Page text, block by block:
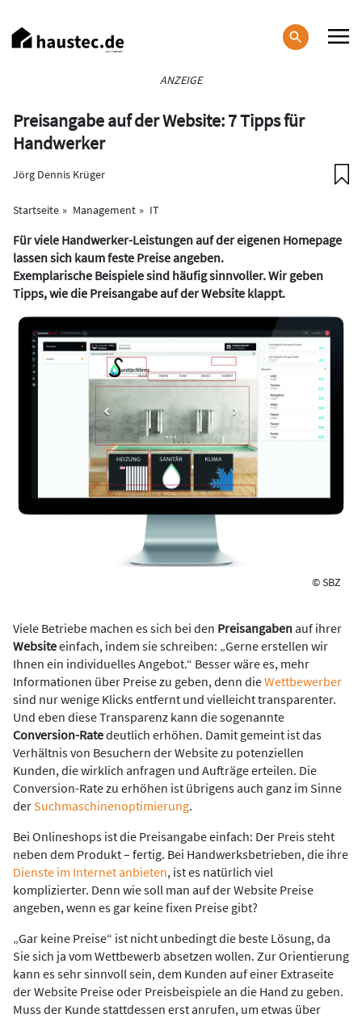
zum
Inhalt
ANZEIGE
Preisangabe auf der Website: 7 Tipps für
Handwerker
Jörg Dennis Krüger
Startseite Management IT
Für viele Handwerker-Leistungen auf der eigenen Homepage
lassen sich kaum feste Preise angeben.
Exemplarische Beispiele sind häufig sinnvoller. Wir geben
Tipps, wie die Preisangabe auf der Website klappt.
© SBZ
Viele Betriebe machen es sich bei den Preisangabenauf ihrer
Websiteeinfach, indem sie schreiben: „Gerne erstellen wir
Ihnen ein individuelles Angebot.“ Besser wäre es, mehr
Informationen über Preise zu geben, denn dieWettbewerber
sind nur wenige Klicks entfernt und vielleicht transparenter.
Und eben diese Transparenz kann die sogenannte
Conversion-Ratedeutlich erhöhen. Damit gemeint ist das
Verhältnis von Besuchern der Website zu potenziellen
Kunden, die wirklich anfragen und Aufträge erteilen. Die
Conversion-Rate zu erhöhen ist übrigens auch ganz im Sinne
der Suchmaschinenoptimierung.
Bei Onlineshops ist die Preisangabe einfach: Der Preis steht
neben dem Produkt – fertig. Bei Handwerksbetrieben, die ihre
Dienste im Internet anbieten, ist es natürlich viel
komplizierter. Denn wie soll man auf der Website Preise
angeben, wenn es gar keine fixen Preise gibt?
„Gar keine Preise“ ist nicht unbedingt die beste Lösung, da
Sie sich ja vom Wettbewerb absetzen wollen. Zur Orientierung
kann es sehr sinnvoll sein, dem Kunden auf einer Extraseite
der Website Preise oder Preisbeispiele an die Hand zu geben.
Muss der Kunde stattdessen erst anrufen, um etwas über